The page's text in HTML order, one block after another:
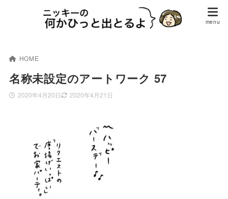
HOME
名称未設定のアートワーク 57
2020年4月20日 2020年4月21日